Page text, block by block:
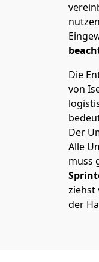
Die
von
Der
Alle
muss
ziehst
der